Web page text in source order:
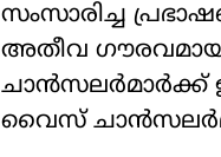
സംസാരിച്ച
അതീവ
ചാൻസലർമാർക്ക്
വൈസ്